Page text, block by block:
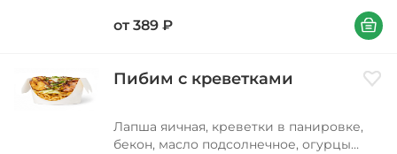
горчицы), соус терияки, салат айсберг,
соус кисло-сладкий, соус соевый, соус
кунжут
от 389 ₽ В
Пибим с креветками
Лапша яичная, креветки в панировке,
бекон, масло подсолнечное, огурцы